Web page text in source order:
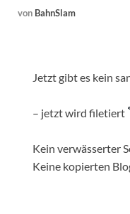
von BahnSlam
Jetzt gibt es kein
– jetzt wird filetiert
Kein verwässerter
Keine kopierten